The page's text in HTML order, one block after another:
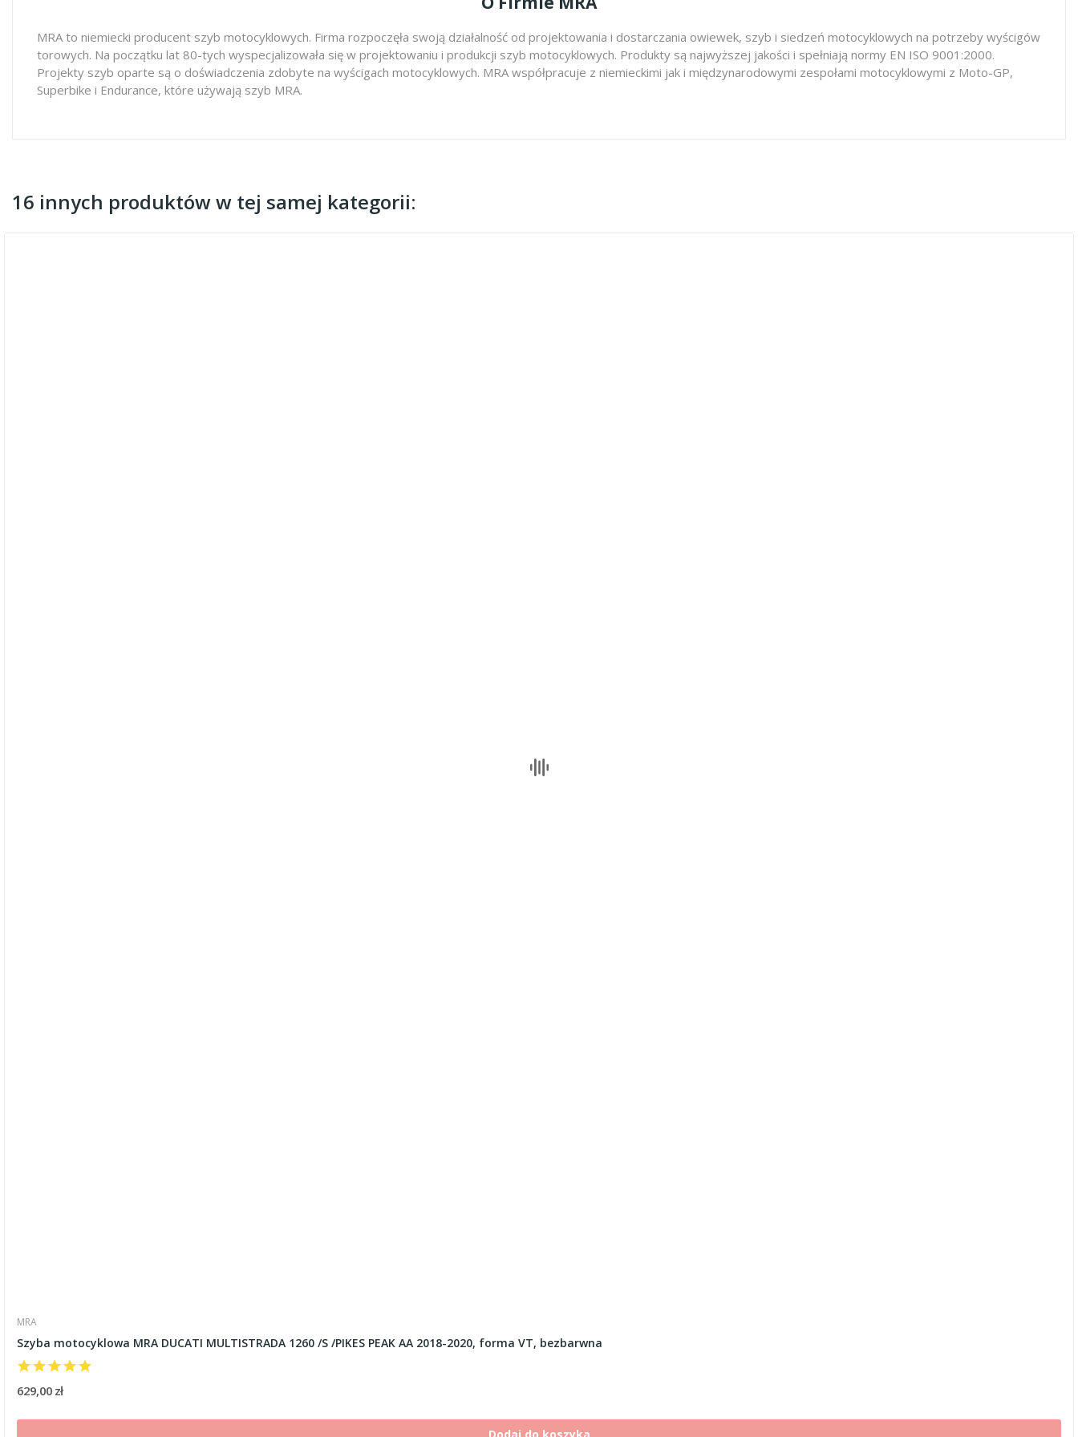
MRA to niemiecki producent szyb motocyklowych. Firma rozpoczęła swoją działalność od projektowania i dostarczania owiewek, szyb i siedzeń motocyklowych na potrzeby wyścigów
torowych. Na początku lat 80-tych wyspecjalizowała się w projektowaniu i produkcji szyb motocyklowych. Produkty są najwyższej jakości i spełniają normy EN ISO 9001:2000.
Projekty szyb oparte są o doświadczenia zdobyte na wyścigach motocyklowych. MRA współpracuje z niemieckimi jak i międzynarodowymi zespołami motocyklowymi z Moto-GP,
Superbike i Endurance, które używają szyb MRA.
16 innych produktów w tej samej kategorii:
MRA
Szyba motocyklowa MRA DUCATI MULTISTRADA 1260 /S /PIKES PEAK AA 2018-2020, forma VT, bezbarwna
629,00 zł